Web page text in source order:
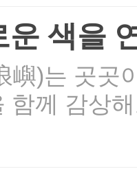
색을
嶼)는 곳곳
함께 감상